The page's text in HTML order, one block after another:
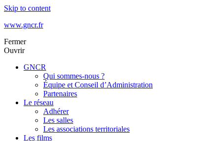
Skip to content
www.gncr.fr
Fermer
Ouvrir
GNCR
Qui sommes-nous ?
Équipe et Conseil d’Administration
Partenaires
Le réseau
Adhérer
Les salles
Les associations territoriales
Les films